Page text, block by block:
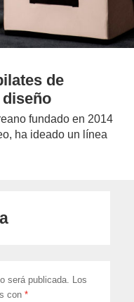
de
fundado en 2014
ha ideado un línea
será publicada. Los
con*